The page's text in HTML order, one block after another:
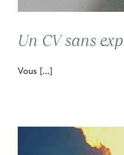
Un CV sans
Vous [...]